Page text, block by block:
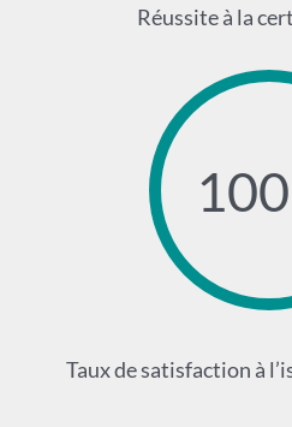
Réussite à la
Taux de satisfaction à